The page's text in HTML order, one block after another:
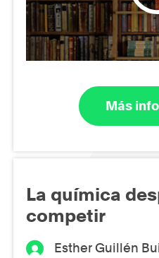
Más
La química
competir
Esther Guillén